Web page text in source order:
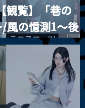
観覧】「巷の
風の憶測1～後
スティック
テニスコー